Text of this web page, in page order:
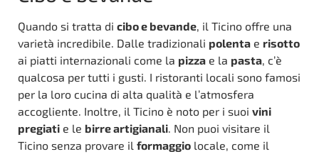
Quando si tratta di cibo e bevande , il Ticino offre una
varietà incredibile. Dalle tradizionali polenta e risotto
ai piatti internazionali come la pizza e la pasta , c’è
qualcosa per tutti i gusti. I ristoranti locali sono famosi
per la loro cucina di alta qualità e l’atmosfera
accogliente. Inoltre, il Ticino è noto per i suoi vini
pregiati e le birre artigianali . Non puoi visitare il
Ticino senza provare il formaggio locale, come il